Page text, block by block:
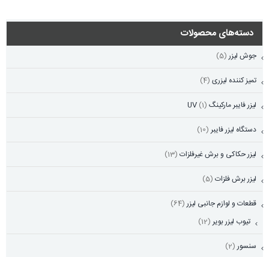
دسته‌های محصولات
جوش لیزر (5)
تمیز کننده لیزری (4)
لیزر فایبر مارکینگ UV (1)
دستگاه لیزر فایبر (10)
لیزر حکاکی و برش غیرفلزات (13)
لیزر برش فلزات (5)
قطعات و لوازم جانبی لیزر (64)
تیوب لیزر بویر (12)
سنسور (2)